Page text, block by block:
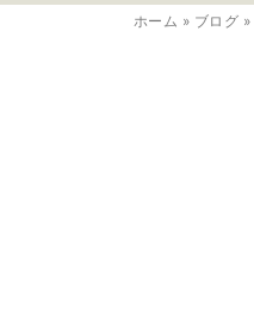
ホーム » ブログ »